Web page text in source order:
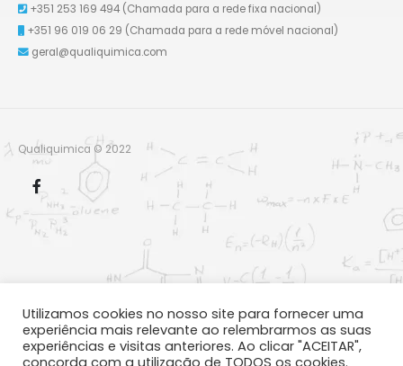
+351 253 169 494 (Chamada para a rede fixa nacional)
+351 96 019 06 29 (Chamada para a rede móvel nacional)
geral@qualiquimica.com
Qualiquimica © 2022
Utilizamos cookies no nosso site para fornecer uma
experiência mais relevante ao relembrarmos as suas
experiências e visitas anteriores. Ao clicar "ACEITAR",
concorda com a utilização de TODOS os cookies.